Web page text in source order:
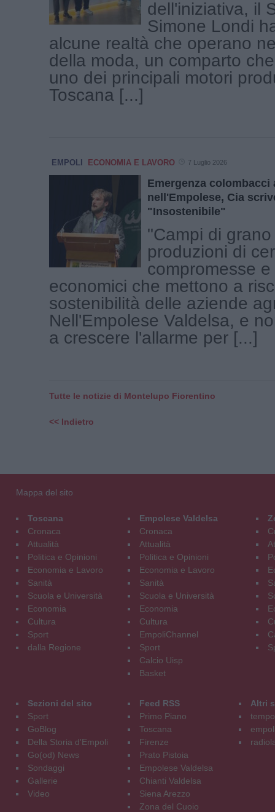
dell'iniziativa, il
Simone Londi
alcune realtà che operano
della moda, un comparto
uno dei principali motori
Toscana [...]
EMPOLI ECONOMIA E LAVORO 7 Luglio 2026
Emergenza colombacci
nell'Empolese, Cia
"Insostenibile"
"Campi di
produzioni di
compromesse
economici che mettono a
sostenibilità delle aziende
Nell'Empolese Valdelsa, e
a crescere l'allarme per [...]
Tutte le notizie di Montelupo Fiorentino
<< Indietro
Mappa del sito
Toscana
Cronaca
Attualità
Politica e Opinioni
Economia e Lavoro
Sanità
Scuola e Università
Economia
Cultura
Sport
dalla Regione
Empolese Valdelsa
Cronaca
Attualità
Politica e Opinioni
Economia e Lavoro
Sanità
Scuola e Università
Economia
Cultura
EmpoliChannel
Sport
Calcio Uisp
Basket
Sezioni del sito
Sport
GoBlog
Della Storia d'Empoli
Go(od) News
Sondaggi
Gallerie
Video
Feed RSS
Primo Piano
Toscana
Firenze
Prato Pistoia
Empolese Valdelsa
Chianti Valdelsa
Siena Arezzo
Zona del Cuoio
Altri